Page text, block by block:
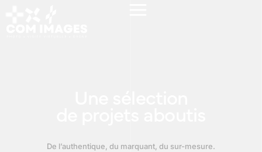
De l’authentique, du marquant, du sur-mesure.